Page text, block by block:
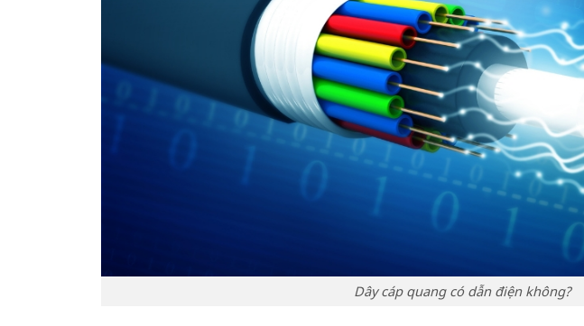
Dây cáp quang có dẫn điện không?